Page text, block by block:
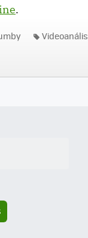
.